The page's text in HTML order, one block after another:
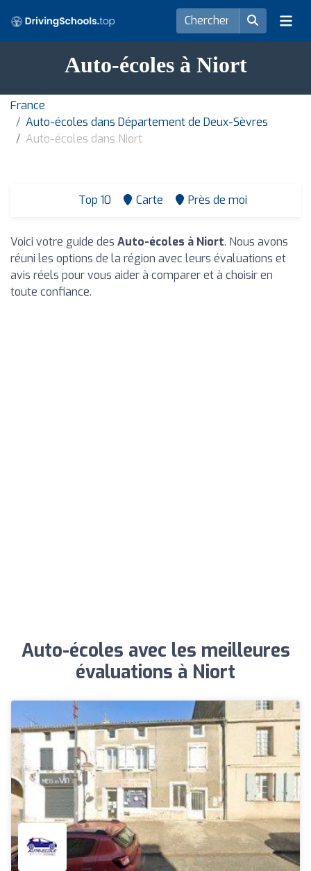
Auto-écoles à Niort
France
Auto-écoles dans Département de Deux-Sèvres
Auto-écoles dans Niort
Top 10 Carte Près de moi
Voici votre guide des Auto-écoles à Niort. Nous avons
réuni les options de la région avec leurs évaluations et
avis réels pour vous aider à comparer et à choisir en
toute confiance.
Auto-écoles avec les meilleures
évaluations à Niort